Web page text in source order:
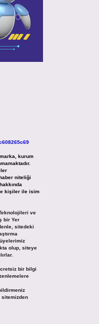
kurum
niteliği
kişiler ile isim
ve
bir Yer
sitedeki
olup, siteye
bir bilgi